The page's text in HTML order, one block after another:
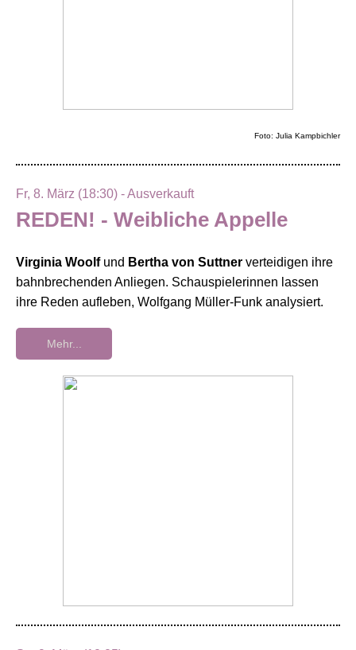
Foto: Julia Kampbichler
Fr, 8. März (18:30) - Ausverkauft
REDEN! - Weibliche Appelle
Virginia Woolfund Bertha von Suttner verteidigen ihre
bahnbrechenden Anliegen. Schauspielerinnen lassen
ihre Reden aufleben, Wolfgang Müller-Funk analysiert.
Mehr...